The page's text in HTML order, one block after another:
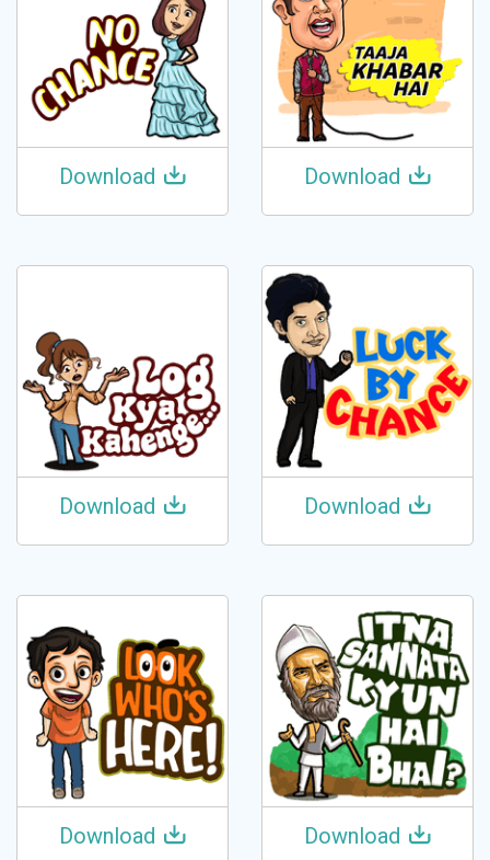
Download Download
Download Download
Download Download